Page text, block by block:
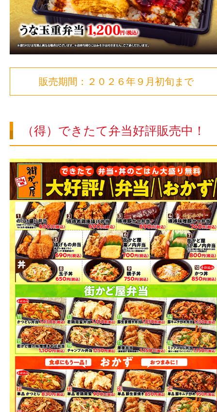
販売期間：２０２６年９月初旬まで
（得）できたて弁当好評販売中！